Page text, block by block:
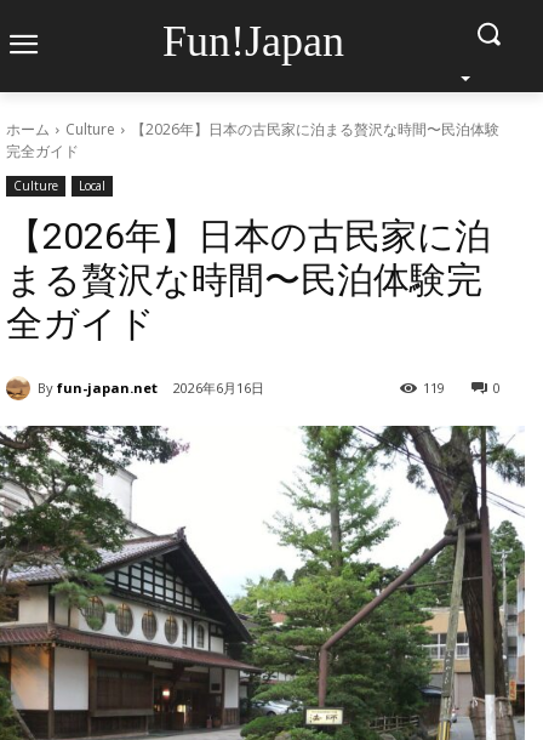
Fun!Japan
ホーム Culture
【2026年】日本の古民家に泊まる贅沢な時間〜民泊体験
完全ガイド
Culture Local
【2026年】日本の古民家に泊
まる贅沢な時間〜民泊体験完
全ガイド
By fun-japan.net 2026年6月16日 0
119